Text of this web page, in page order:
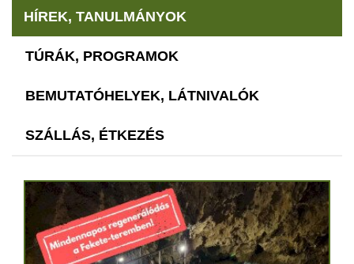
HÍREK, TANULMÁNYOK
TÚRÁK, PROGRAMOK
BEMUTATÓHELYEK, LÁTNIVALÓK
SZÁLLÁS, ÉTKEZÉS